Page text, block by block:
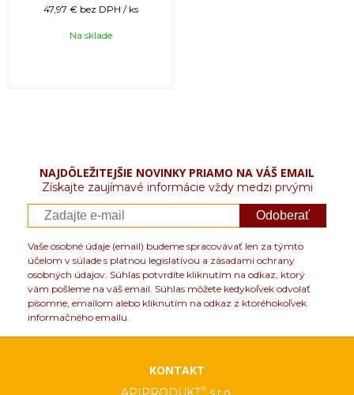
47,97 € bez DPH / ks
Na sklade
NAJDÔLEŽITEJŠIE NOVINKY PRIAMO NA VÁŠ EMAIL
Získajte zaujímavé informácie vždy medzi prvými
Odoberať
Vaše osobné údaje (email) budeme spracovávať len za týmto
účelom v súlade s platnou legislatívou a zásadami ochrany
osobných údajov. Súhlas potvrdíte kliknutím na odkaz, ktorý
vám pošleme na váš email. Súhlas môžete kedykoľvek odvolať
písomne, emailom alebo kliknutím na odkaz z ktoréhokoľvek
informačného emailu.
KONTAKT
®